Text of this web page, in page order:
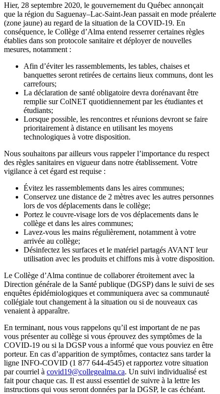
Hier, 28 septembre 2020, le gouvernement du Québec annonçait
que la région du Saguenay–Lac-Saint-Jean passait en mode préalerte
(zone jaune) au regard de la situation de la COVID-19. En
conséquence, le Collège d’Alma entend resserrer certaines règles
établies dans son protocole sanitaire et déployer de nouvelles
mesures, notamment :
Afin d’éviter les rassemblements, les tables, chaises et
banquettes seront retirées de certains lieux communs, dont les
carrefours;
La déclaration de santé obligatoire devra dorénavant être
remplie sur ColNET quotidiennement par les étudiantes et
étudiants;
Lorsque possible, les rencontres et réunions devront se faire
prioritairement à distance en utilisant les moyens
technologiques à votre disposition.
Nous souhaitons par ailleurs vous rappeler l’importance du respect
des règles sanitaires en vigueur dans notre établissement. Votre
vigilance à cet égard est requise :
Évitez les rassemblements dans les aires communes;
Conservez une distance de 2 mètres avec les autres personnes
lors de vos déplacements dans le collège;
Portez le couvre-visage lors de vos déplacements dans le
collège et dans les aires communes;
Lavez-vous les mains régulièrement, notamment à votre
arrivée au collège;
Désinfectez les surfaces et le matériel partagés AVANT leur
utilisation avec les produits et chiffons mis à votre disposition.
Le Collège d’Alma continue de collaborer étroitement avec la
Direction générale de la Santé publique (DGSP) dans le suivi de ses
enquêtes épidémiologiques et communiquera avec sa communauté
collégiale tout changement à la situation ou si de nouveaux cas
venaient à apparaître.
En terminant, nous vous rappelons qu’il est important de ne pas
vous présenter au collège si vous éprouvez des symptômes de la
COVID-19 ou si la DGSP vous a informé que vous pouviez en être
porteur. En cas d’apparition de symptômes, contactez sans tarder la
ligne INFO-COVID (1 877 644-4545) et rapportez votre situation
par courriel à covid19@collegealma.ca. Un suivi individualisé est
fait pour chaque cas. Il est aussi essentiel de suivre à la lettre les
instructions qui vous seront données par la DGSP, le cas échéant.